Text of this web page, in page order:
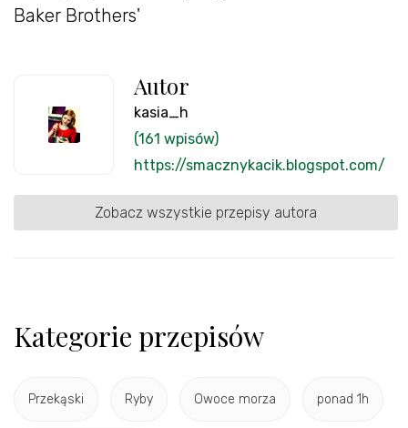
Baker Brothers'
Autor
kasia_h
(161 wpisów)
https://smacznykacik.blogspot.com/
Zobacz wszystkie przepisy autora
Kategorie przepisów
Przekąski Ryby Owoce morza ponad 1h